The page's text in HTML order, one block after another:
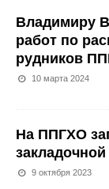
Владимиру
работ по
рудников
10 марта 2024
На ППГХО
9 октября 2023